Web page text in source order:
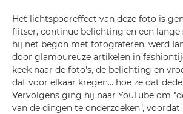
Het lichtspooreffect van deze foto is
flitser, continue belichting en een lange
hij net begon met fotograferen, werd
door glamoureuze artikelen in
keek naar de foto's, de belichting en
dat voor elkaar kregen… hoe ze dat
Vervolgens ging hij naar YouTube om
van de dingen te onderzoeken",